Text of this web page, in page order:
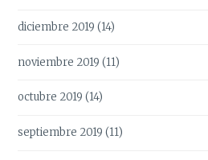
diciembre 2019 (14)
noviembre 2019 (11)
octubre 2019 (14)
septiembre 2019 (11)